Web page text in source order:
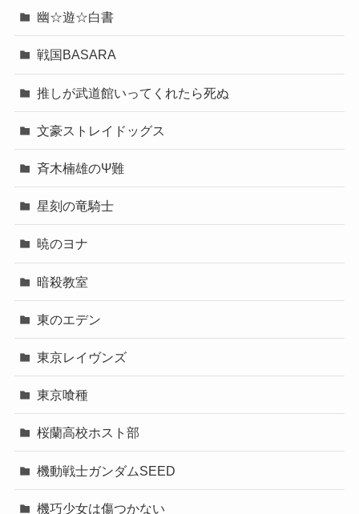
幽☆遊☆白書
戦国BASARA
推しが武道館いってくれたら死ぬ
文豪ストレイドッグス
斉木楠雄のΨ難
星刻の竜騎士
暁のヨナ
暗殺教室
東のエデン
東京レイヴンズ
東京喰種
桜蘭高校ホスト部
機動戦士ガンダムSEED
機巧少女は傷つかない